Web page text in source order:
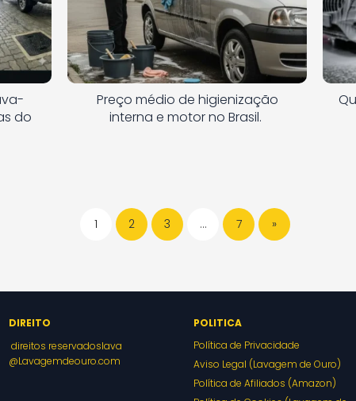
do
Preço médio de higienização
interna e motor no Brasil.
1 2 3 … 7 »
DIREITO
direitos reservadoslava
@Lavagemdeouro.com
POLITICA
Política de Privacidade
Aviso Legal (Lavagem de Ouro)
Política de Afiliados (Amazon)